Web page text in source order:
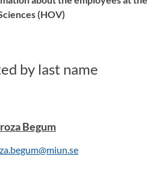
(HOV)
by last name
Begum